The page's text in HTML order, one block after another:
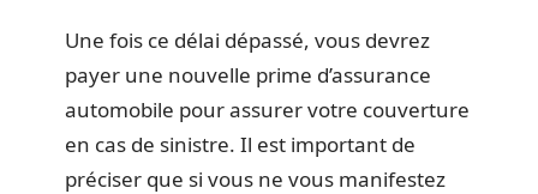
Une fois ce délai dépassé, vous devrez
payer une nouvelle prime d’assurance
automobile pour assurer votre couverture
en cas de sinistre. Il est important de
préciser que si vous ne vous manifestez